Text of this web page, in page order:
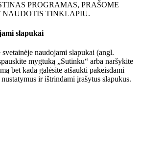
PROGRAMAS, PRAŠOME
NAUDOTIS TINKLAPIU.
slapukai
naudojami slapukai (angl.
mygtuką „Sutinku“ arba naršykite
bet kada galėsite atšaukti pakeisdami
ir ištrindami įrašytus slapukus.